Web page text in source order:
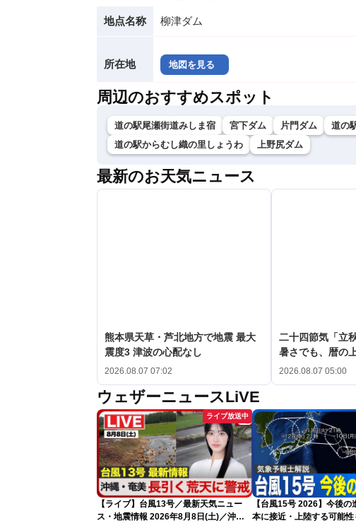
地点名称 柳津ダム
所在地 地図を見る
周辺のおすすめスポット
道の駅尾瀬街道みしま宿 宮下ダム 片門ダム 道の
道の駅からむし織の里しょうわ
上野尻ダム
最新のお天気ニュース
熊本県天草・芦北地方で地震 最大
震度3 津波の心配なし
2026.08.07 07:02
二十四節気「立
暑さでも、暦の
2026.08.07 05:00
ウェザーニュースLiVE
ライブ放送中
【ライブ】台風13号／最新天気ニュー
ス・地震情報 2026年8月8日(土)／沖
【台風15号 2026】今後の
本に接近・上陸する可能